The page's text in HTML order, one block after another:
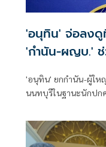
'อนุทิน' จ่อลงดู
'กำนัน-ผญบ.'
'อนุทิน' ยกกำนัน-ผู้ให
นนทบุรีในฐานะนักปก
ที่เกิดเหตุ